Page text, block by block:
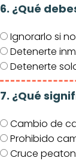
6. ¿Qué
Ignorarlo si
Detenerte
Detenerte
7. ¿Qué
Cambio de
Prohibido
Cruce